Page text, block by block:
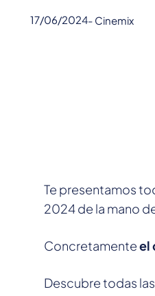
17/06/2024- Cinemix
Te presentamos
2024 de la mano
Concretamenteel
Descubre todas